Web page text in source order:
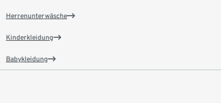
Herrenunterwäsche
Kinderkleidung
Babykleidung